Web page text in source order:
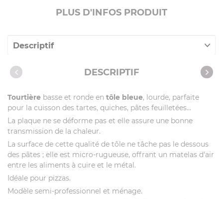
PLUS D'INFOS PRODUIT
Descriptif
Caractéristiques
DESCRIPTIF
Tourtière basse et ronde en tôle bleue, lourde, parfaite
pour la cuisson des tartes, quiches, pâtes feuilletées...
La plaque ne se déforme pas et elle assure une bonne
transmission de la chaleur.
La surface de cette qualité de tôle ne tâche pas le dessous
des pâtes ; elle est micro-rugueuse, offrant un matelas d'air
entre les aliments à cuire et le métal.
Idéale pour pizzas.
Modèle semi-professionnel et ménage.